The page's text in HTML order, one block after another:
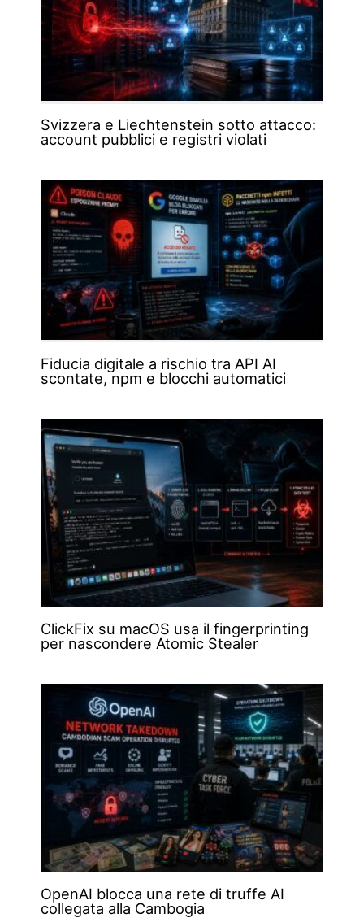
Svizzera e Liechtenstein sotto attacco:
account pubblici e registri violati
Fiducia digitale a rischio tra API AI
scontate, npm e blocchi automatici
ClickFix su macOS usa il fingerprinting
per nascondere Atomic Stealer
OpenAI blocca una rete di truffe AI
collegata alla Cambogia